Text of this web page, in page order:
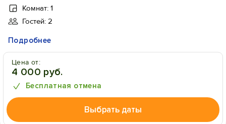
Комнат: 1
Гостей: 2
Подробнее
Цена от:
4 000 руб.
Бесплатная отмена
Выбрать даты